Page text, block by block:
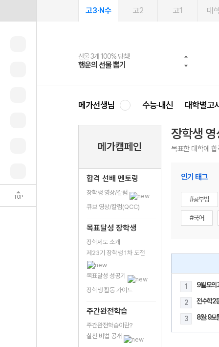
TOP
고3·N수 고2 고1 대
선물 3개 100% 당첨!
행운의 선물 뽑기
선물 100% 증정!
메가스터디 X 올리브
여름방학 스터디 캐시백
메가런 썸머스쿨
2027 러셀 단과
강사 공개선발
스마트러닝앱
설문 EVENT
메가패스
3일 무료 체험권
메가패스 수강생 무료혜택!
메가클럽 멤버십
사회공헌 캠페인
희망이룸 메가나눔
메가선생님 수능·내신 대학별고
메가캠페인
합격 선배 멘토링
장학생 영상/칼럼
큐브 영상/칼럼(QCC)
목표달성 장학생
장학제도 소개
제23기 장학생 1차 도전
목표달성 성공기
장학생 활동 가이드
주간완전학습
주간완전학습이란?
실천 비법 공개
장학생
목표한 대학에
인기 태그
#공부법
#국어
1 9월 모의
2 전수학2
3 8월: 9모